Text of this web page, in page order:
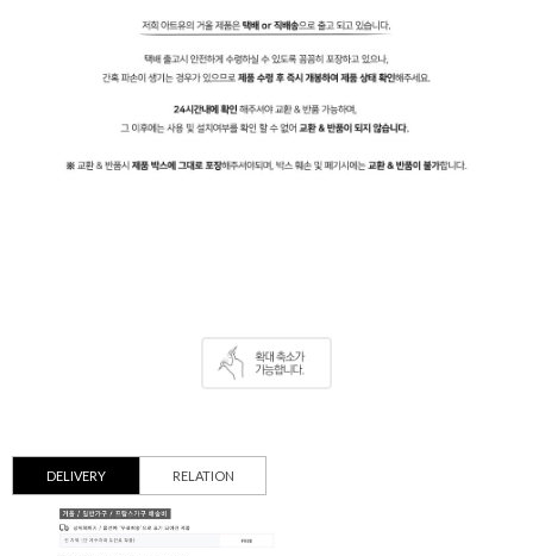
DELIVERY RELATION